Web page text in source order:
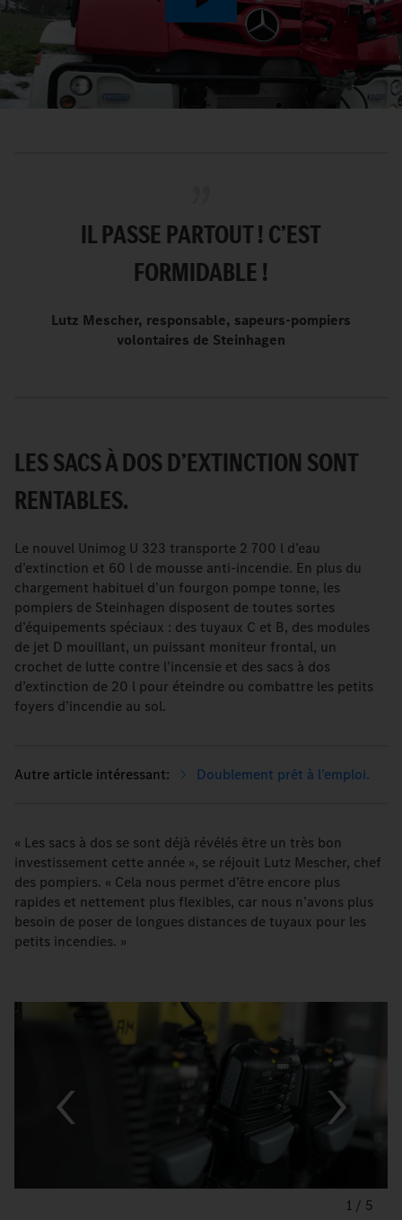
Play
Video
IL PASSE PARTOUT ! C’EST
FORMIDABLE !
Lutz Mescher, responsable, sapeurs-pompiers
volontaires de Steinhagen
LES SACS À DOS D’EXTINCTION SONT
RENTABLES.
Le nouvel Unimog U 323 transporte 2 700 l d’eau
d’extinction et 60 l de mousse anti-incendie. En plus du
chargement habituel d’un fourgon pompe tonne, les
pompiers de Steinhagen disposent de toutes sortes
d’équipements spéciaux : des tuyaux C et B, des modules
de jet D mouillant, un puissant moniteur frontal, un
crochet de lutte contre l’incensie et des sacs à dos
d’extinction de 20 l pour éteindre ou combattre les petits
foyers d’incendie au sol.
Doublement prêt à l’emploi.
« Les sacs à dos se sont déjà révélés être un très bon
investissement cette année », se réjouit Lutz Mescher, chef
des pompiers. « Cela nous permet d’être encore plus
rapides et nettement plus flexibles, car nous n’avons plus
besoin de poser de longues distances de tuyaux pour les
petits incendies. »
1 / 5